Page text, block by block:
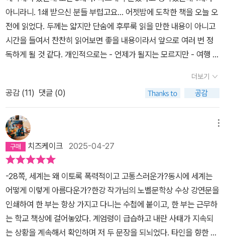
쓱해진 채로 여름과 겨울을 지내고 봄이 왔을 때 잎이 나고 꽃송이를
올린다. '북쪽 벽을 초록으로 가득 채우고 싶다고 생각했는데, 시간이
그렇게 해주고 있다.'(3월 30일 일기, 160쪽)'경이롭다, 불두화. 내
키보다 높게 자랐다.'(4월 15일 일기, 161쪽)이런 문장들을 읽고 있
힘든 시간들에 보상을 받은 듯 마음이 편안해지는 식물 일기에 커다
란 위안을 받게 된다. 식물들이 주는 희망의 메세지에 감동하게 된다.
지극히 사랑하는 마음을 품게 된다. 작가가 소설을 쓰는 동안 사용했
던 공책에 이런 문장들이 있었다. 자꾸 생각하게 된다. 생명, 사랑, 순
환, 연결... 이런 아름다운 단어들이 마음에 남을 거 같다.'생명은 살고
자 한다. 생명은 따뜻하다.'(24쪽)'바람과 해류, 전 세계를 잇는 물과
바람의 순환. 우리는 연결되어 잇다. 연결되어 있다. 부디.' (24쪽)
은 “더 이상 눈물로 세수하지 않아도 된다”고 자축한다. ‘내 몸의 감각
과 감정과 생명을’ 죽은 자들에게 빌려드려 언어로 기록하는 일은 참
혹했다. 과연 가능할까 회의하며 포기하겠다고 수도 없이 다짐하고,
그럼에도 끝내 포기하지 못하여 다시 시작하는 나날들. ‘더이상 이 소
에 기대어 가이없어 보이는 노력을 하게 되는 일. 그것이 ‘언어’를 사
용하는 일이다. 박경리가 말하듯, “진실은 참으로 멀고 먼 곳에 있었
으며, 언어는 덧없는 허상이었을 뿐” 이라 해도 “진실이 머문 강물 저
켠을 향해 한 치도 헤어 나갈 수 없는 허수아비의 언어, 그럼에도 언어
에 사로잡혀 빠져날 수 없는 것은 그것만이 강을 건널 가능성을 지닌
유일한 것이기 때문”(박경리, 『거리의 악사』, 민음사, 1977, p.10 「빙
벽에 걸린 자일처럼」-이 산문은 『토지』의 자서自序로 쓰였다.)이다.
9. 작가의 희망 찾기에 무한 감사를. 2025.4.27. by ashima
와 독자가 함께 경험한 슬픔과 고통이 너무 육중해서 쉽게 잊히지 않
는 작품들이 된다. 간첩을 거짓으로 만들고 간첩법을 만들어 고통을
주고자 모의하고 계획한 이들이 한국 현대사에도 여전히 진행 중이라
경악하는 시대이다. 가짜 뉴스가 언론을 통해 진짜처럼 조작되는 것,
았다. ​처음으로 자신의 명의로 산 집을 향한 애착이 고스란히 묻어나
는 글들이다. 식물 생명을 지키고 키우고자 노력한 수많은 날들과 마
당에 놓인 거울들이 그러하다. 더불어 기록한 식물집사의 일기도 애
정이 가득하다. 관심을 가지고 키워야 성장하고 병들면 치유하고자
노력하는 식물집사의 수많은 애정과 흔적과 관찰들이 기록된 글이다.
성장점에 이른 식물이 성장하는 모습을 보는 경이로움을 작은 정원을
가꾸면서 지금도 감탄하게 된다. 해충제가 해로운 해충만 죽이는 것
이 아니라 주변의 거미, 개미 등까지도 모두 말살한다는 사실까지도
작가는 기록하면서 변화한다.해충제를 사용하지 않고 매일 잎 뒷면을
닦고 매일 관찰한 날들이 떠오른다. 관심을 가진 덕분에 식물은 건강
하게 지금도 성장하고 있기에 식물 관찰일기는 애착이 가는 내용들
중의 하나가 된다. ​죽음을 자주 조우한다. 죽음은 아주 가까이에 있기
아니라니. 1쇄 받으신 분들 부럽고요... 어젯밤에 도착한 책을 오늘 오
전에 읽었다. 두께는 얇지만 단숨에 후루룩 읽을 만한 내용이 아니고
시간을 들여서 찬찬히 읽어보면 좋을 내용이라서 앞으로 여러 번 정
독하게 될 것 같다. 개인적으로는 - 언제가 될지는 모르지만 - 여행 갈
시 한 줄, 이런 식으로 읽으면 좋을 듯. 그런 날이 언제쯤 오려나.전체
내용이 궁금해서 책을 빠르게 훑다가 눈길이 멈춘 대목은 한강 작가
님의 하루 루틴이다. 글 제목이 <출간 후에>이고 글 내용 중에 <작별
하지 않는다>가 여러 번 언급되는 것으로 보아 아마도 <작별하지 않
는다> 출간 후에 지키신 루틴인 듯하다.'매일 시집과 소설을 한 권씩
읽는다, 문장들의 밀도로 다시 충전되려고. 스트레칭과 근력 운동과
걷기를 하루에 두 시간씩 한다, 다시 책상 앞에 오래 앉아 있을 수 있
게.' (44쪽)아무리 전업 작가라고 해도 매일 시집과 소설을 한 권씩
읽으신다니 너무 대단하다. 문장들의 밀도로 다시 '충전'되는 기분. 내
가 책을 좋아하는 이유이기도. 스트레칭과 근력 운동과 걷기를 하루
에 '두 시간씩' 하신다는 것도 놀랍다. 소설도 안 쓰면서 운동량은 훨
씬 적은 나... 반성한다. 이 시절 '언젠가 가보고 싶었던 선유도공원의
더보기
공감 (11) 댓글 (0)
치즈케이크 2025-04-27
-28쪽, 세계는 왜 이토록 폭력적이고 고통스러운가?동시에 세계는
어떻게 이렇게 아름다운가?한강 작가님의 노벨문학상 수상 강연문을
인쇄하여 한 부는 항상 가지고 다니는 수첩에 붙이고, 한 부는 근무하
는 학교 책상에 걸어놓았다. 계엄령이 급습하고 내란 사태가 지속되
는 상황을 계속해서 확인하며 저 두 문장을 되뇌었다. 타인을 향한 폭